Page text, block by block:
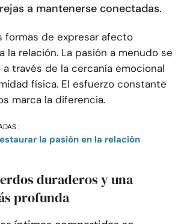
a mantenerse conectadas.
formas de expresar afecto
la relación. La pasión a menudo se
través de la cercanía emocional
física. El esfuerzo constante
marca la diferencia.
:
la pasión en la relación
duraderos y una
profunda